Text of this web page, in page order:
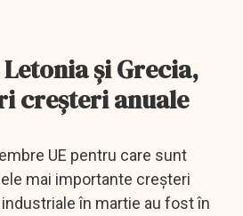
şi Grecia,
creşteri anuale
UE pentru care sunt
mai importante creşteri
în martie au fost în